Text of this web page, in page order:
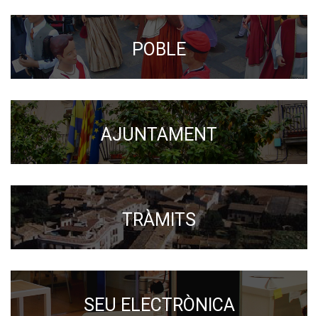
POBLE
AJUNTAMENT
TRÀMITS
SEU ELECTRÒNICA